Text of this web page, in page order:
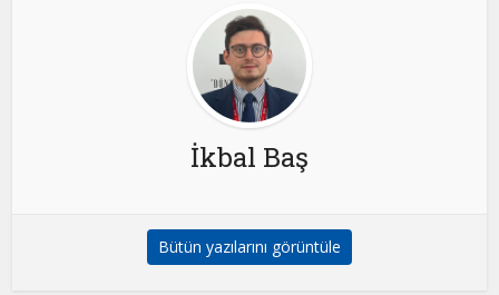
İkbal Baş
Bütün yazılarını görüntüle